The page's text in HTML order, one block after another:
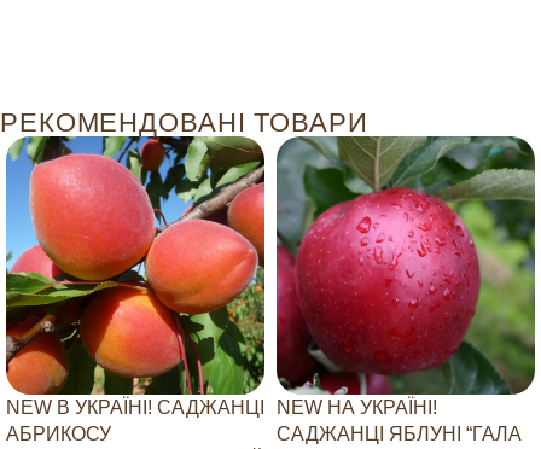
РЕКОМЕНДОВАНІ ТОВАРИ
NEW В УКРАЇНІ! САДЖАНЦІ
АБРИКОСУ
NEW НА УКРАЇНІ!
САДЖАНЦІ ЯБЛУНІ “ГАЛА